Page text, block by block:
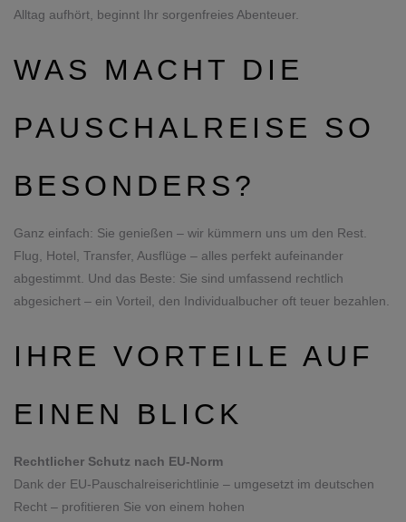
Alltag aufhört, beginnt Ihr sorgenfreies Abenteuer.
WAS MACHT DIE
PAUSCHALREISE SO
BESONDERS?
Ganz einfach: Sie genießen – wir kümmern uns um den Rest.
Flug, Hotel, Transfer, Ausflüge – alles perfekt aufeinander
abgestimmt. Und das Beste: Sie sind umfassend rechtlich
abgesichert – ein Vorteil, den Individualbucher oft teuer bezahlen.
IHRE VORTEILE AUF
EINEN BLICK
Rechtlicher Schutz nach EU-Norm
Dank der EU-Pauschalreiserichtlinie – umgesetzt im deutschen
Recht – profitieren Sie von einem hohen